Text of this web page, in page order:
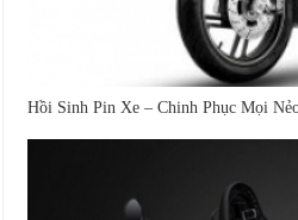
Hồi Sinh Pin Xe – Chinh Phục Mọi